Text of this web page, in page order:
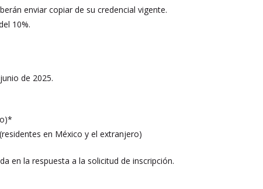
enviar copiar de su credencial vigente.
10%.
de 2025.
en México y el extranjero)
en la respuesta a la solicitud de inscripción.